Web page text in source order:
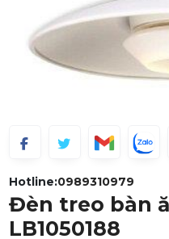
Hotline:0989310979
Đèn treo bàn
LB1050188